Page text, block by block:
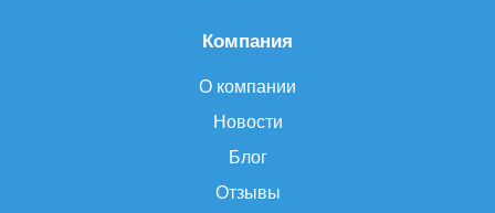
Компания
О компании
Новости
Блог
Отзывы